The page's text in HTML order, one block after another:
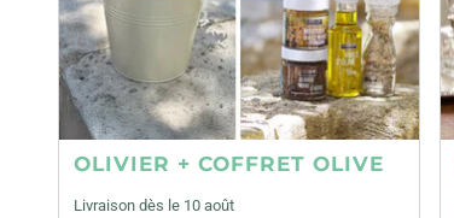
OLIVIER + COFFRET OLIVE
Livraison dès le 10 août